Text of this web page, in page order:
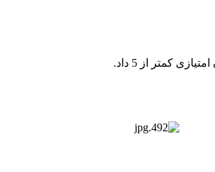
کمتر از 5 داد.